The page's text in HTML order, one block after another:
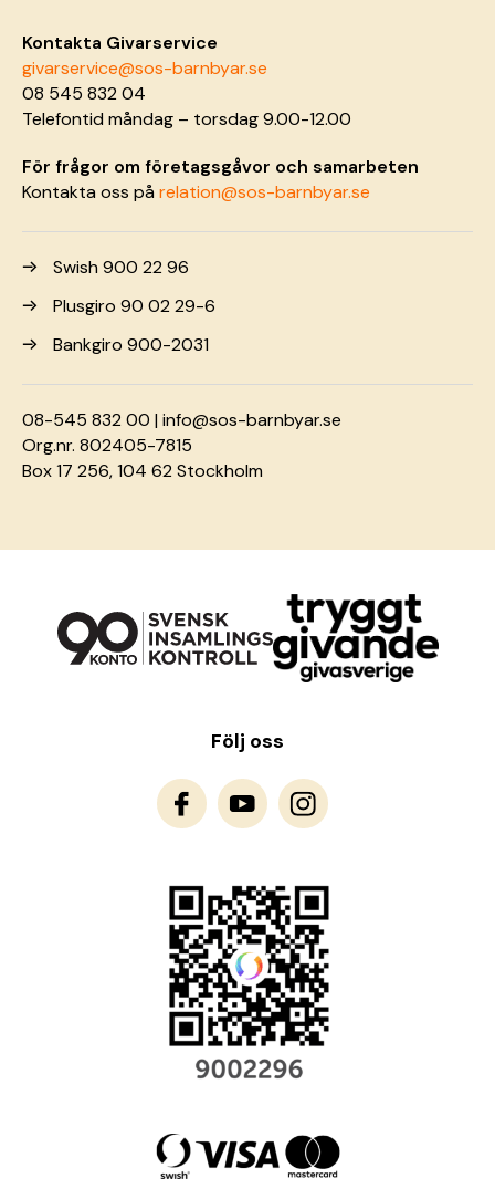
Kontakta Givarservice
givarservice@sos-barnbyar.se
08 545 832 04
Telefontid måndag – torsdag 9.00-12.00
För frågor om företagsgåvor och samarbeten
Kontakta oss pårelation@sos-barnbyar.se
Swish 900 22 96
Plusgiro 90 02 29-6
Bankgiro 900-2031
08-545 832 00 |info@sos-barnbyar.se
Org.nr. 802405-7815
Box 17 256, 104 62 Stockholm
Följ oss